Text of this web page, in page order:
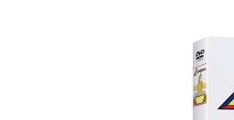
Bildergalerie überspringen